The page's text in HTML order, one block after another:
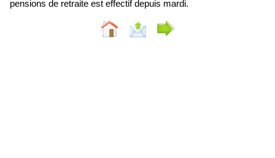
pensions de retraite est effectif depuis mardi.